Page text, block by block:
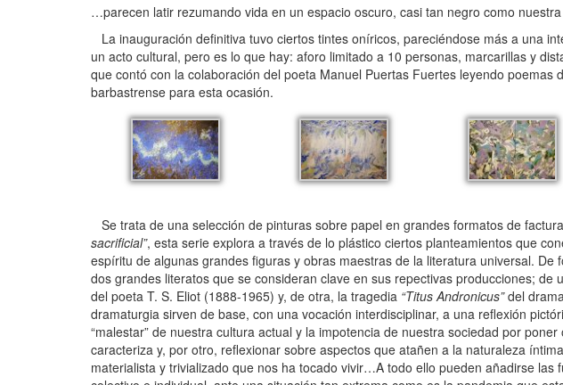
…parecen latir rezumando vida en un espacio oscuro, casi tan negro como
La inauguración definitiva tuvo ciertos tintes oníricos, pareciéndose más a una
un acto cultural, pero es lo que hay: aforo limitado a 10 personas, marcarillas y
que contó con la colaboración del poeta Manuel Puertas Fuertes leyendo poemas
barbastrense para esta ocasión.
Se trata de una selección de pinturas sobre papel en grandes formatos de
sacrificial”, esta serie explora a través de lo plástico ciertos planteamientos que
espíritu de algunas grandes figuras y obras maestras de la literatura universal.
dos grandes literatos que se consideran clave en sus repectivas producciones; de
del poeta T. S. Eliot (1888-1965) y, de otra, la tragedia “Titus Andronicus”del
dramaturgia sirven de base, con una vocación interdisciplinar, a una reflexión
“malestar” de nuestra cultura actual y la impotencia de nuestra sociedad por
caracteriza y, por otro, reflexionar sobre aspectos que atañen a la naturaleza
materialista y trivializado que nos ha tocado vivir…A todo ello pueden añadirse